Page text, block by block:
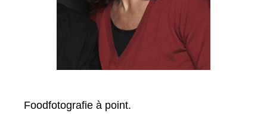
Foodfotografie à point.